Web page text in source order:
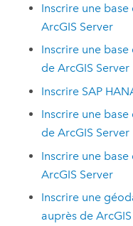
Inscrire une
ArcGIS Server
Inscrire une
deArcGIS Server
Inscrire SAP
Inscrire une
deArcGIS Server
Inscrire une
ArcGIS Server
Inscrire une
auprès de